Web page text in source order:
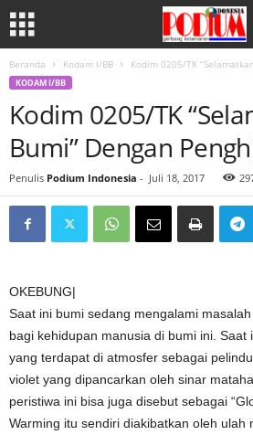
Beranda Kodam I/BB Kodim 0205/TK
KODAM I/BB
Kodim 0205/TK
Bumi” Dengan
Penulis Podium Indonesia - Juli 18, 2017
OKEBUNG|
Saat ini bumi sedang mengalami
bagi kehidupan manusia di bumi ini. Saat
yang terdapat di atmosfer sebagai
violet yang dipancarkan oleh sinar
peristiwa ini bisa juga disebut sebagai
Warming itu sendiri diakibatkan oleh ulah